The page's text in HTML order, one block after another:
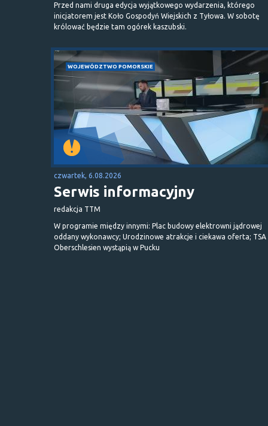
Przed nami druga edycja wyjątkowego wydarzenia, którego
inicjatorem jest Koło Gospodyń Wiejskich z Tyłowa. W sobotę
królować będzie tam ogórek kaszubski.
WOJEWÓDZTWO POMORSKIE
czwartek, 6.08.2026
Serwis informacyjny
redakcja TTM
W programie między innymi: Plac budowy elektrowni jądrowej
oddany wykonawcy; Urodzinowe atrakcje i ciekawa oferta; TSA
Oberschlesien wystąpią w Pucku